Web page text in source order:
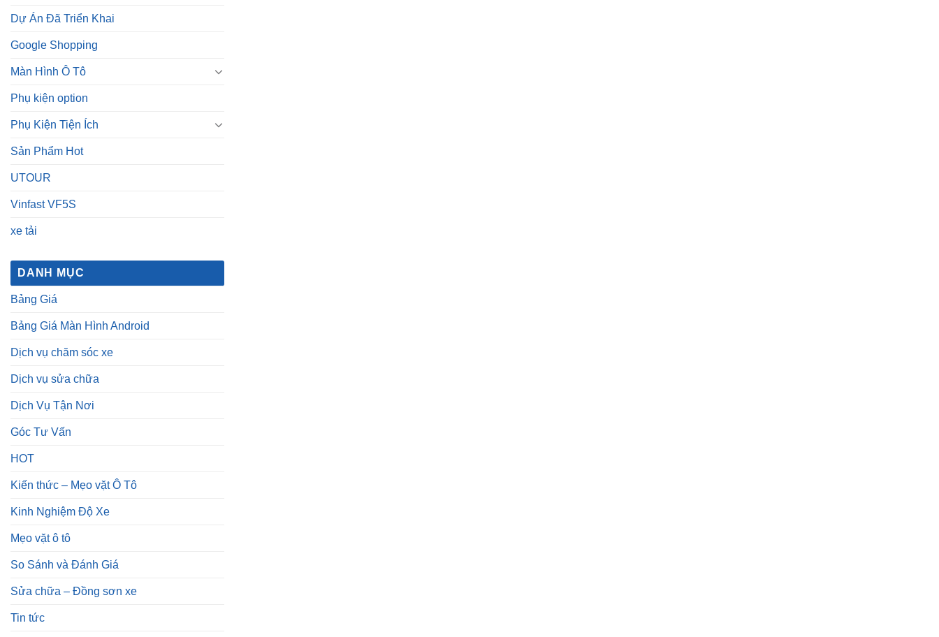
Dự Án Đã Triển Khai
Google Shopping
Màn Hình Ô Tô
Phụ kiện option
Phụ Kiện Tiện Ích
Sản Phẩm Hot
UTOUR
Vinfast VF5S
xe tải
DANH MỤC
Bảng Giá
Bảng Giá Màn Hình Android
Dịch vụ chăm sóc xe
Dịch vụ sửa chữa
Dịch Vụ Tận Nơi
Góc Tư Vấn
HOT
Kiến thức – Mẹo vặt Ô Tô
Kinh Nghiệm Độ Xe
Mẹo vặt ô tô
So Sánh và Đánh Giá
Sửa chữa – Đồng sơn xe
Tin tức